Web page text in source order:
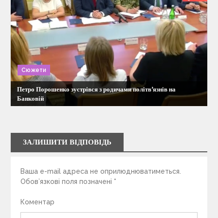
Сюжети
Петро Порошенко зустрівся з родичами політв’язнів на
Банковій
ЗАЛИШИТИ ВІДПОВІДЬ
Ваша e-mail адреса не оприлюднюватиметься.
Обов’язкові поля позначені *
Коментар